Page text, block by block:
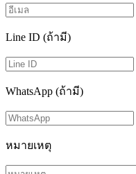
Line ID (ถ้ามี)
WhatsApp (ถ้ามี)
หมายเหตุ